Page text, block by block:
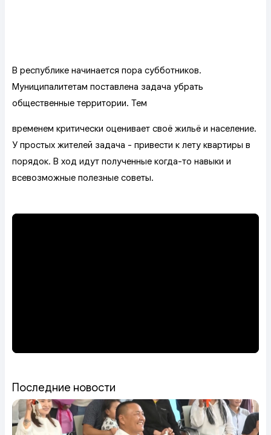
В республике начинается пора субботников.
Муниципалитетам поставлена задача убрать
общественные территории. Тем
временем критически оценивает своё жильё и население.
У простых жителей задача - привести к лету квартиры в
порядок. В ход идут полученные когда-то навыки и
всевозможные полезные советы.
Последние новости